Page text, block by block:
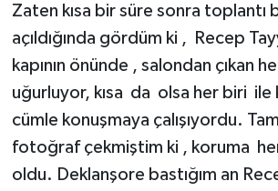
Zaten kısa bir süre sonra toplantı
açıldığında gördüm ki , Recep
kapının önünde , salondan çıkan
uğurluyor, kısa da olsa her biri ile
cümle konuşmaya çalışıyordu.
fotoğraf çekmiştim ki , koruma
oldu. Deklanşore bastığım an